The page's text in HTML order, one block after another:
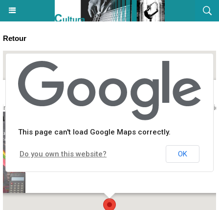
Retour
d'Ogni Ghjornu Natalina Berlinghi Lorenzi / Praticalingua
This page can't load Google Maps correctly.
Do you own this website? OK